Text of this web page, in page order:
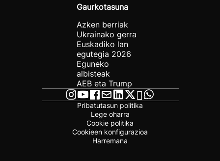
Gaurkotasuna
Azken berriak
Ukrainako gerra
Euskadiko lan
egutegia 2026
Eguneko
albisteak
AEB eta Trump
Pribatutasun politika
Lege oharra
Cookie politika
Cookieen konfigurazioa
Harremana